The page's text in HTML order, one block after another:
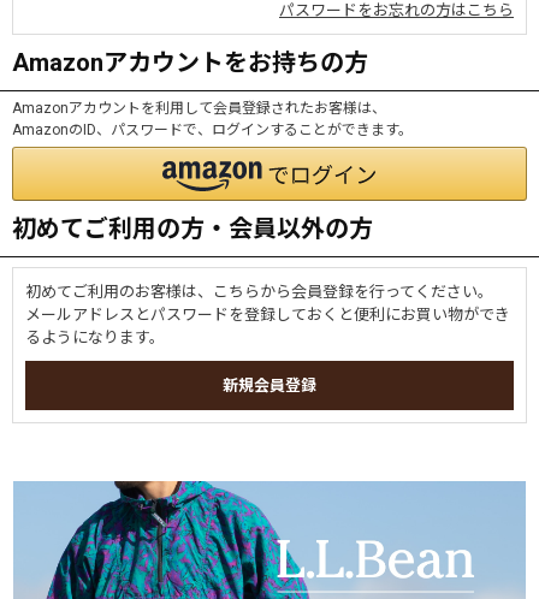
パスワードをお忘れの方はこちら
Amazonアカウントをお持ちの方
Amazonアカウントを利用して会員登録されたお客様は、
AmazonのID、パスワードで、ログインすることができます。
初めてご利用の方・会員以外の方
初めてご利用のお客様は、こちらから会員登録を行ってください。
メールアドレスとパスワードを登録しておくと便利にお買い物ができ
るようになります。